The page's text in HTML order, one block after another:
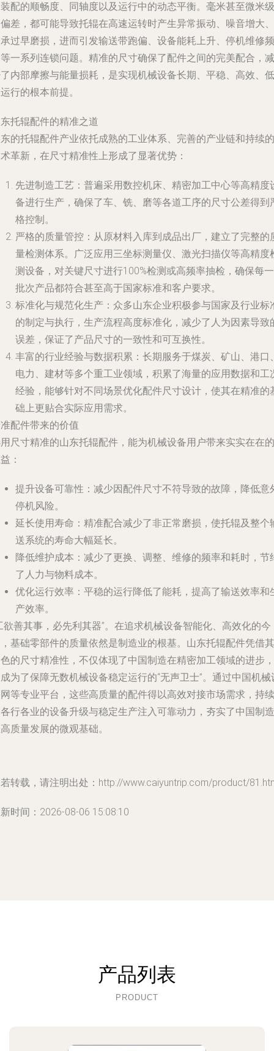
配的顺畅度、同轴度以及运行中的动态平衡。毫米甚至微米级
差，都可能导致托辊在高速运转时产生异常振动、噪音增大、
过早磨损，进而引发输送带跑偏、设备能耗上升、停机维修频
一系列连锁问题。精准的尺寸确保了配件之间的完美配合，减
内部摩擦与能量损耗，是实现机械设备长期、平稳、高效、低
行的根本前提。
托辊配件的精准之道
的托辊配件产业依托成熟的工业体系、完善的产业链和持续的
革新，在尺寸精准性上形成了显著优势：
先进制造工艺：普遍采用数控机床、精密加工中心等高精度
备进行生产，确保了车、铣、磨等各道工序的尺寸公差得到
格控制。
严格的质量管控：从原材料入库到成品出厂，建立了完整的
量检测体系。广泛应用三坐标测量仪、激光扫描仪等高精度
测设备，对关键尺寸进行100%检测或高频率抽检，确保每一
批次产品都符合甚至高于国家标准和客户要求。
标准化与规范化生产：众多山东企业积极参与国家及行业标
的制定与执行，生产流程高度标准化，减少了人为因素导致
误差，保证了产品尺寸的一致性和可互换性。
丰富的行业经验与数据积累：长期服务于煤炭、矿山、港口
电力、建材等多个重工业领域，积累了海量的应用数据和工
经验，能够针对不同场景优化配件尺寸设计，使其在精准的
础上更贴合实际应用需求。
配件带来的价值
尺寸精准的山东托辊配件，能为机械设备用户带来实实在在的
：
提升设备可靠性：减少因配件尺寸不符导致的故障，降低意
停机风险。
延长使用寿命：精准配合减少了非正常磨损，使托辊及整个
送系统的寿命大幅延长。
降低维护成本：减少了更换、调整、维修的频率和耗时，节
了人力与物料成本。
优化运行效率：平稳的运行降低了能耗，提高了输送效率和
产效率。
欲善其事，必先利其器”。在追求机械设备智能化、高效化的今
基础零部件的质量依然是制造业的根基。山东托辊配件凭借其
的尺寸精准性，不仅体现了中国制造在精密加工领域的进步，
为了保障无数机械设备稳定运行的“无声卫士”。通过中国机械
等专业平台，这些高质量的配件得以高效对接市场需求，持续
行各业的设备升级与稳定生产注入可靠动力，夯实了中国制造
质量发展的微观基础。
转载，请注明出处：http://www.caiyuntrip.com/product/
时间：2026-08-06 15:08:10
产品列表
PRODUCT